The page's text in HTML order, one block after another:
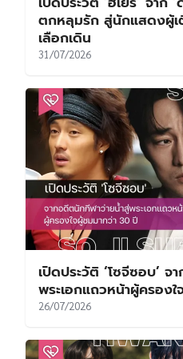
ตกหลุมรัก สู่นักแสดงผู้เ
เลือกเดิน
31/07/2026
เปิดประวัติ ‘โซจีซอบ’
พระเอกแถวหน้าผู้ครอง
26/07/2026